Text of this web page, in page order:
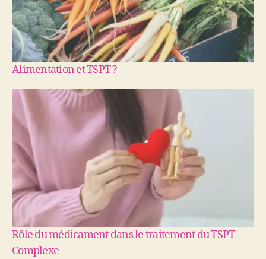
Alimentation et TSPT ?
Rôle du médicament dans le traitement du TSPT
Complexe